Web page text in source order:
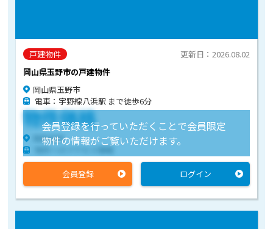
戸建物件
岡山県玉野市の戸建物件
更新日：2026.08.02
岡山県玉野市
電車：宇野線八浜駅 まで徒歩6分
会員登録を行っていただくことで会員限定
物件の情報がご覧いただけます。
物件価格
物件住所
物件へのアクセス情報
会員登録 ログイン